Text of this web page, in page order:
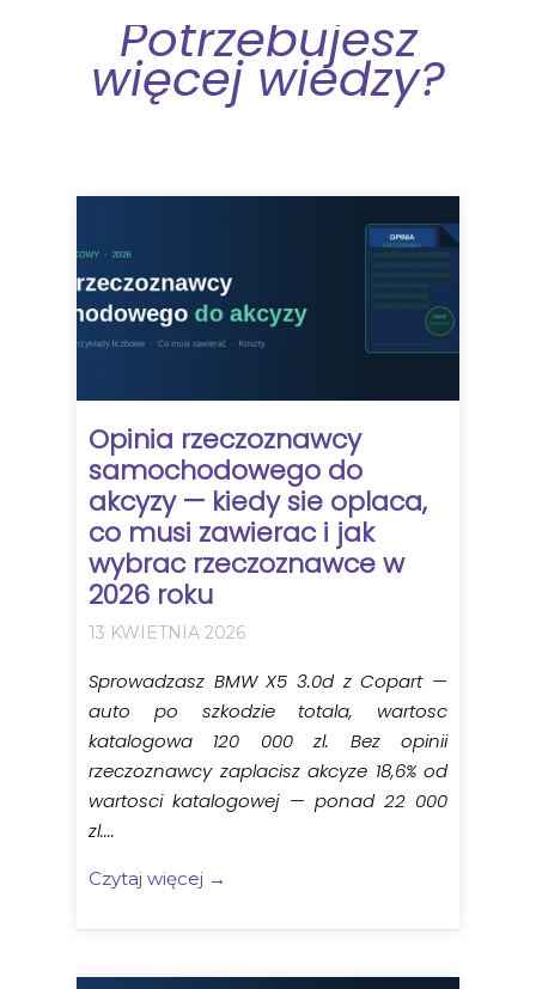
Potrzebujesz
więcej wiedzy?
Opinia rzeczoznawcy
samochodowego do
akcyzy — kiedy sie oplaca,
co musi zawierac i jak
wybrac rzeczoznawce w
2026 roku
13 KWIETNIA 2026
Sprowadzasz BMW X5 3.0d z Copart —
auto po szkodzie totala, wartosc
katalogowa 120 000 zl. Bez opinii
rzeczoznawcy zaplacisz akcyze 18,6% od
wartosci katalogowej — ponad 22 000
zl....
Czytaj więcej →